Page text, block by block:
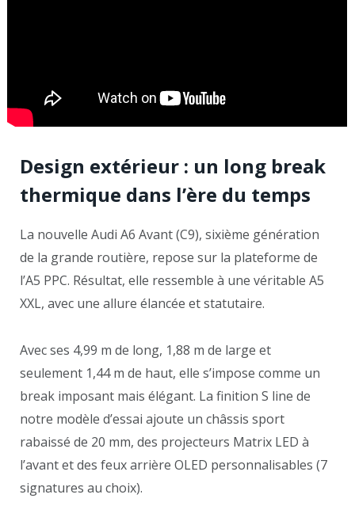
Design extérieur : un long break
thermique dans l’ère du temps
La nouvelle Audi A6 Avant (C9), sixième génération
de la grande routière, repose sur la plateforme de
l’A5 PPC. Résultat, elle ressemble à une véritable A5
XXL, avec une allure élancée et statutaire.
Avec ses 4,99 m de long, 1,88 m de large et
seulement 1,44 m de haut, elle s’impose comme un
break imposant mais élégant. La finition S line de
notre modèle d’essai ajoute un châssis sport
rabaissé de 20 mm, des projecteurs Matrix LED à
l’avant et des feux arrière OLED personnalisables (7
signatures au choix).